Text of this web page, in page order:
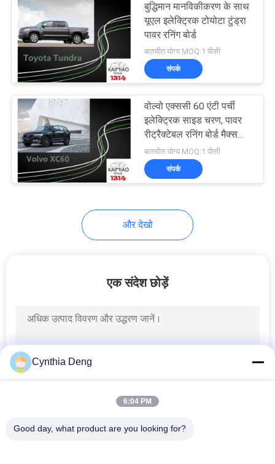
पावर ट्रंक
कार दरवाजा नरम बंद करें
कार पावर बूट
4
बुद्धिमान मानविकीकरण के साथ
यूएल इलेक्ट्रिक टोयोटा टुंड्रा
पावर रनिंग बोर्ड
बातचीत योग्य MOQ:1 पीसी
संपर्क
वोल्वो एक्ससी 60 एंटी पर्ची
इलेक्ट्रिक साइड चरण, पावर
रीट्रैक्टेबल रनिंग बोर्ड मैक्स
लोड 200 किलो
बातचीत योग्य MOQ:1 पीसी
संपर्क
और देखो
एक संदेश छोड़ें
Cynthia Deng
6:04 PM
Good day, what product are you looking for?